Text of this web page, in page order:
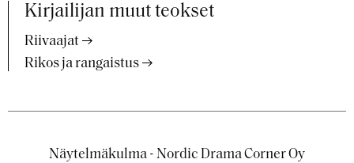
Kirjailijan muut teokset
Riivaajat
Rikos ja rangaistus
Näytelmäkulma - Nordic Drama Corner Oy